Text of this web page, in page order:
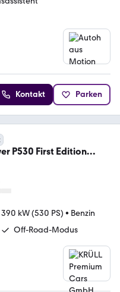
Kontakt Parken
P530 First Edition
390 kW (530 PS) • Benzin
Off-Road-Modus